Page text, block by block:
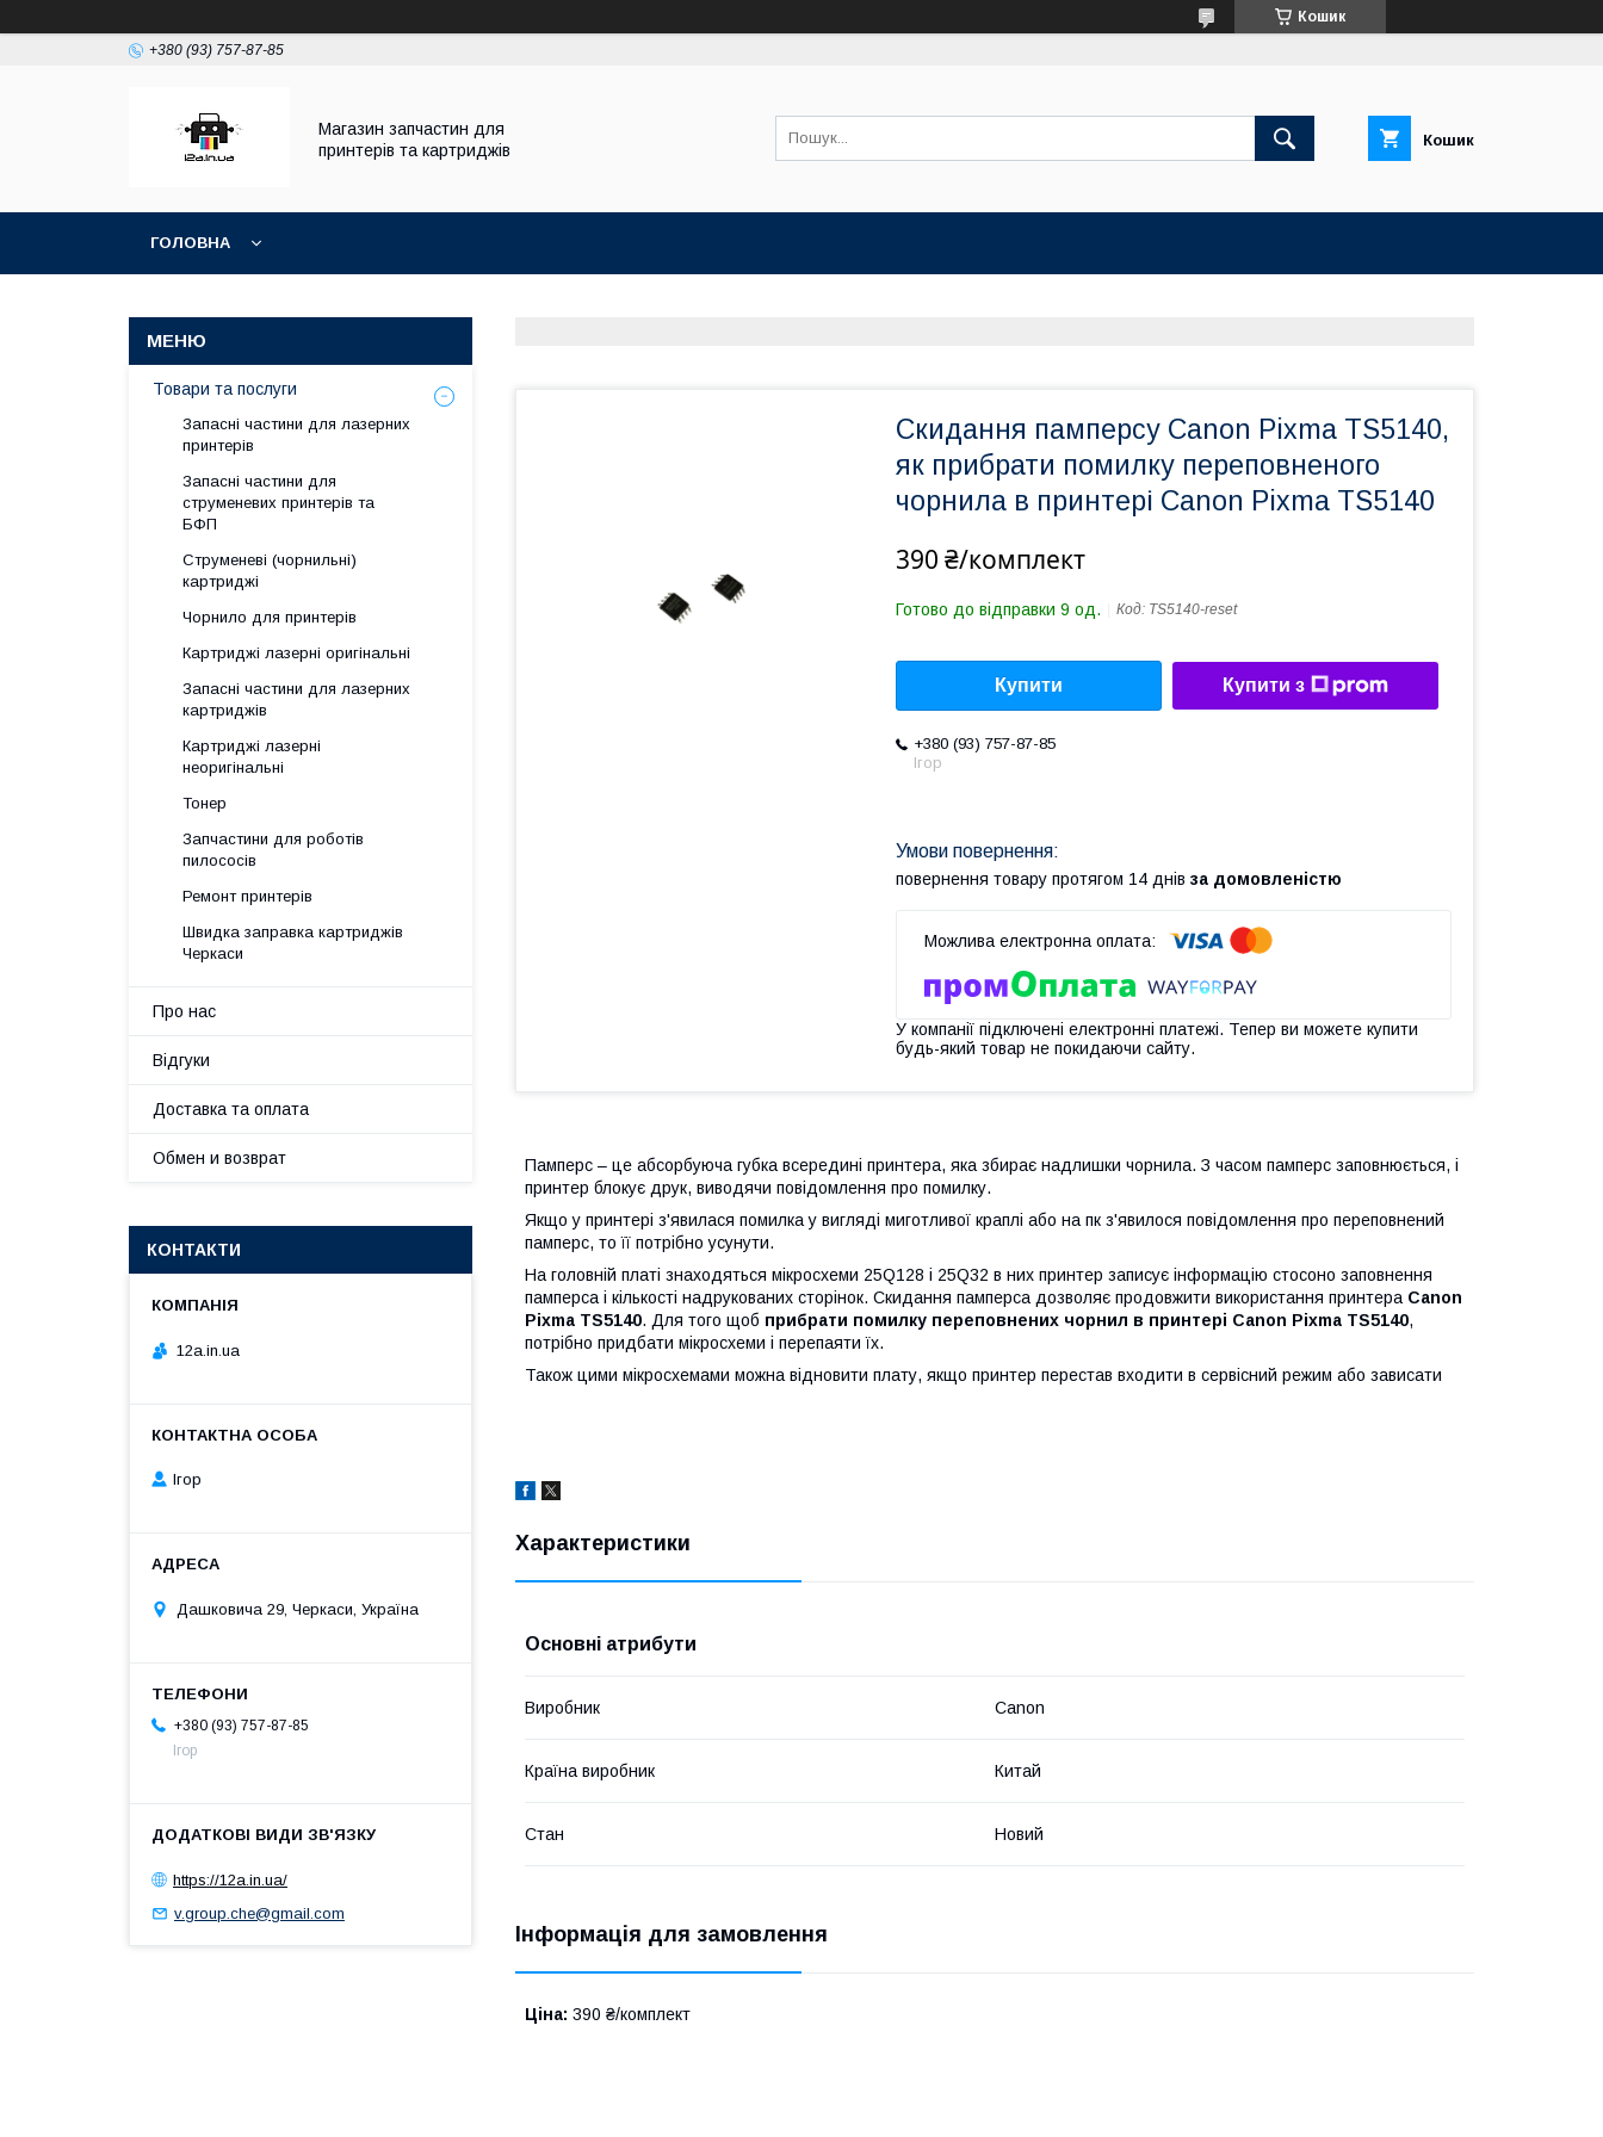
Кошик
+380 (93) 757-87-85
Магазин запчастин для
принтерів та картриджів
Кошик
ГОЛОВНА
Скидання памперсу Canon Pixma TS5140,
як прибрати помилку переповненого
чорнила в принтері Canon Pixma TS5140
390 ₴/комплект
Готово до відправки 9 од. Код: TS5140-reset
Купити Купити з
+380 (93) 757-87-85
Ігор
повернення товару протягом 14 днів за домовленістю
У компанії підключені електронні платежі. Тепер ви можете купити
будь-який товар не покидаючи сайту.
Памперс – це абсорбуюча губка всередині принтера, яка збирає надлишки чорнила. З часом памперс заповнюється, і
принтер блокує друк, виводячи повідомлення про помилку.
Якщо у принтері з'явилася помилка у вигляді миготливої ​​краплі або на пк з'явилося повідомлення про переповнений
памперс, то її потрібно усунути.
На головній платі знаходяться мікросхеми 25Q128 і 25Q32 в них принтер записує інформацію стосоно заповнення
памперса і кількості надрукованих сторінок. Скидання памперса дозволяє продовжити використання принтера Canon
Pixma TS5140. Для того щоб прибрати помилку переповнених чорнил в принтері Canon Pixma TS5140,
потрібно придбати мікросхеми і перепаяти їх.
Також цими мікросхемами можна відновити плату, якщо принтер перестав входити в сервісний режим або зависати
Характеристики
Основні атрибути
Виробник Canon
Країна виробник Китай
Стан Новий
Інформація для замовлення
Ціна: 390 ₴/комплект
Товари та послуги
Запасні частини для лазерних
принтерів
Запасні частини для
струменевих принтерів та
БФП
Струменеві (чорнильні)
картриджі
Чорнило для принтерів
Картриджі лазерні оригінальні
Запасні частини для лазерних
картриджів
Картриджі лазерні
неоригінальні
Тонер
Запчастини для роботів
пилососів
Ремонт принтерів
Швидка заправка картриджів
Черкаси
Про нас
Відгуки
Доставка та оплата
Обмен и возврат
КОНТАКТИ
12a.in.ua
Ігор
Дашковича 29, Черкаси, Україна
+380 (93) 757-87-85
Ігор
https://12a.in.ua/
v.group.che@gmail.com